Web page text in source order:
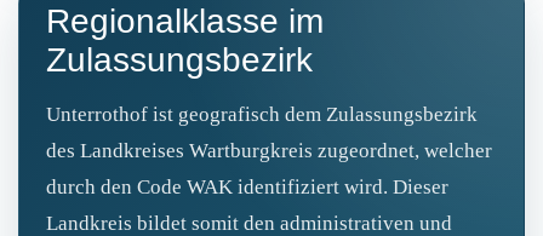
Regionalklasse im
Zulassungsbezirk
Unterrothof ist geografisch dem Zulassungsbezirk
des Landkreises Wartburgkreis zugeordnet, welcher
durch den Code WAK identifiziert wird. Dieser
Landkreis bildet somit den administrativen und